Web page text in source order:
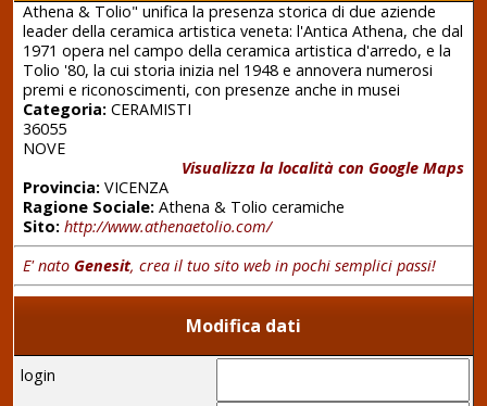
Athena & Tolio" unifica la presenza storica di due aziende
leader della ceramica artistica veneta: l'Antica Athena, che dal
1971 opera nel campo della ceramica artistica d'arredo, e la
Tolio '80, la cui storia inizia nel 1948 e annovera numerosi
premi e riconoscimenti, con presenze anche in musei
Categoria:CERAMISTI
36055
NOVE
Visualizza la località con Google Maps
Provincia:VICENZA
Ragione Sociale:Athena & Tolio ceramiche
Sito: http://www.athenaetolio.com/
E' nato Genesit, crea il tuo sito web in pochi semplici passi!
Modifica dati
login